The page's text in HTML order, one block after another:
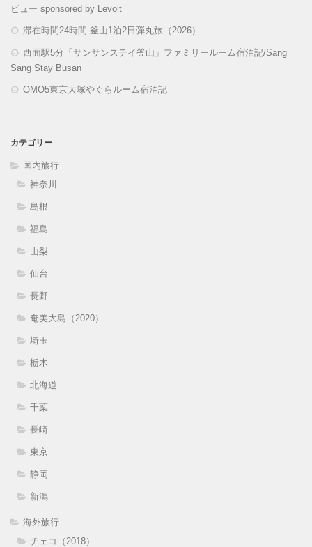
ビュー sponsored by Levoit
滞在時間24時間 釜山1泊2日弾丸旅（2026）
西面駅5分「サンサンステイ釜山」ファミリールーム宿泊記/Sang
Sang Stay Busan
OMO5東京大塚やぐらルーム宿泊記
カテゴリー
国内旅行
神奈川
島根
福島
山梨
仙台
長野
奄美大島（2020）
埼玉
栃木
北海道
千葉
長崎
東京
静岡
新潟
海外旅行
チェコ（2018）